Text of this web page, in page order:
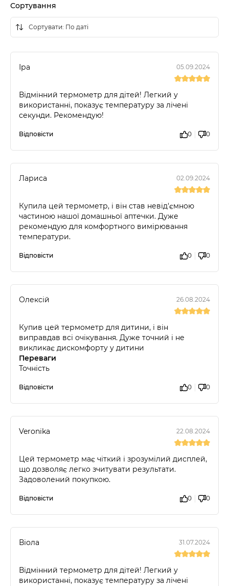
Сортування
Іра 05.09.2024
Відмінний термометр для дітей! Легкий у
використанні, показує температуру за лічені
секунди. Рекомендую!
Відповісти 0 0
Лариса 02.09.2024
Купила цей термометр, і він став невід'ємною
частиною нашої домашньої аптечки. Дуже
рекомендую для комфортного вимірювання
температури.
Відповісти 0 0
Олексій 26.08.2024
Купив цей термометр для дитини, і він
виправдав всі очікування. Дуже точний і не
викликає дискомфорту у дитини
Переваги
Точність
Відповісти 0 0
Veronika 22.08.2024
Цей термометр має чіткий і зрозумілий дисплей,
що дозволяє легко зчитувати результати.
Задоволений покупкою.
Відповісти 0 0
Віола 31.07.2024
Відмінний термометр для дітей! Легкий у
використанні, показує температуру за лічені